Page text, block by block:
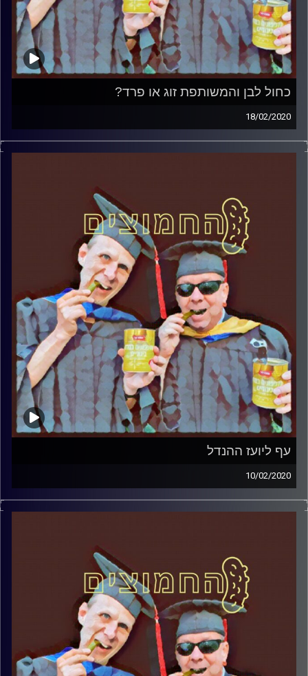
כחול לבן והמשותפת זוג או פרד?
18/02/2020
החמוצים – בפעם השלישית.
והפעם: כחול לבן והמשותפת זוג או פרד
קרדיט תמונות:AudioVersity
עף ליועז ההנדל
10/02/2020
החמוצים – בפעם השלישית.
עם פרופסור בועז בן-דוד ופרופסור גלעד
הירשברגר
והפעם: עף ליועז ההנדל
קרדיט תמונות:AudioVersity